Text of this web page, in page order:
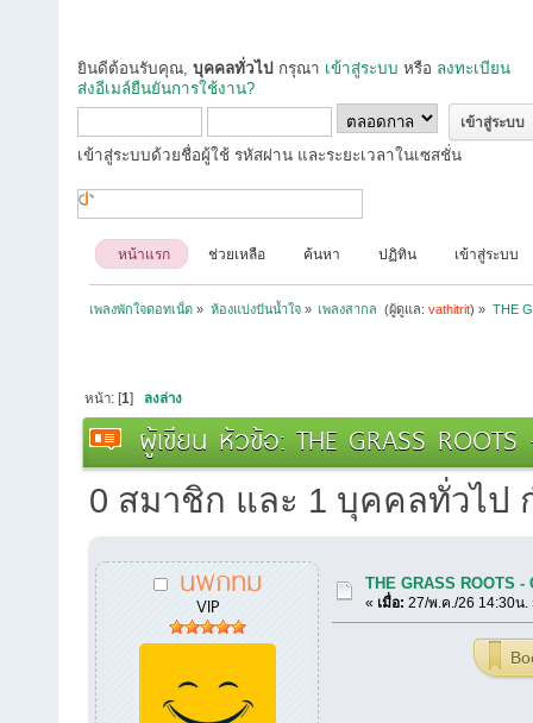
ยินดีต้อนรับคุณ, บุคคลทั่วไป กรุณา เข้าสู่ระบบ หรือ ลงทะเบียน
ส่งอีเมล์ยืนยันการใช้งาน?
เข้าสู่ระบบด้วยชื่อผู้ใช้ รหัสผ่าน และระยะเวลาในเซสชั่น
หน้าแรก ช่วยเหลือ ค้นหา ปฏิทิน เข้าสู่ระบบ
เพลงพักใจดอทเน็ต » ห้องแบ่งปันน้ำใจ» เพลงสากล (ผู้ดูแล:vathitrit) » THE
หน้า: [1] ลงล่าง
ผู้เขียน หัวข้อ: THE GRASS
0 สมาชิก และ 1 บุคคลทั่วไป
นพกทม
VIP
THE GRASS ROOTS -
« เมื่อ: 27/พ.ค./26 14:30น.